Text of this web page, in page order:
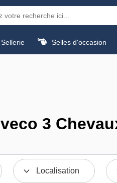
Selles d'occasion
3
Localisation